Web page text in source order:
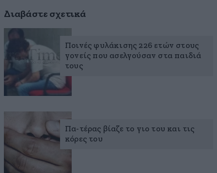
Διαβάστε σχετικά
Ποινές φυλάκισης 226 ετών στους
γονείς που ασελγούσαν στα παιδιά
τους
Πα-τέρας βίαζε το γιο του και τις
κόρες του